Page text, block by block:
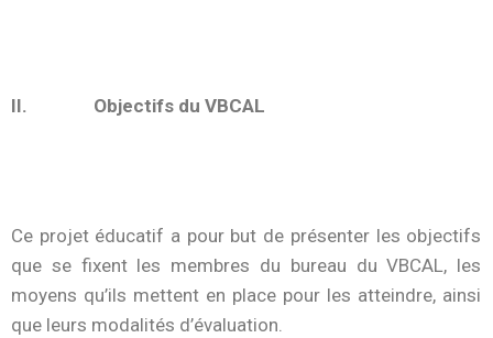
II. Objectifs du VBCAL
Ce projet éducatif a pour but de présenter les objectifs
que se fixent les membres du bureau du VBCAL, les
moyens qu’ils mettent en place pour les atteindre, ainsi
que leurs modalités d’évaluation.